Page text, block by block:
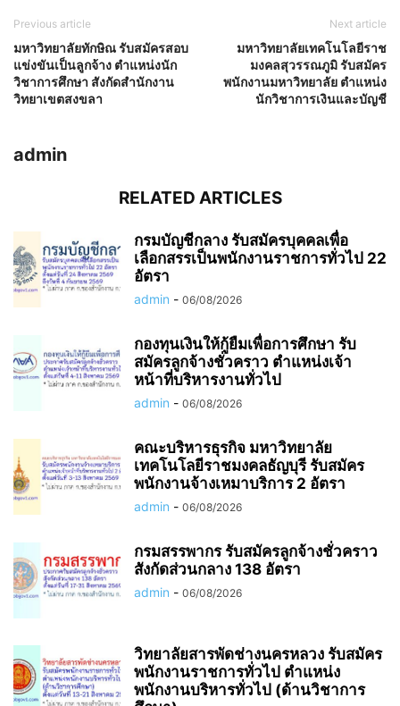
Previous article
มหาวิทยาลัยทักษิณ รับสมัครสอบ
แข่งขันเป็นลูกจ้าง ตำแหน่งนัก
วิชาการศึกษา สังกัดสำนักงาน
วิทยาเขตสงขลา
Next article
มหาวิทยาลัยเทคโนโลยีราช
มงคลสุวรรณภูมิ รับสมัคร
พนักงานมหาวิทยาลัย ตำแหน่ง
นักวิชาการเงินและบัญชี
admin
RELATED ARTICLES
กรมบัญชีกลาง รับสมัครบุคคลเพื่อ
เลือกสรรเป็นพนักงานราชการทั่วไป 22
อัตรา
admin - 06/08/2026
กองทุนเงินให้กู้ยืมเพื่อการศึกษา รับ
สมัครลูกจ้างชั่วคราว ตำแหน่งเจ้า
หน้าที่บริหารงานทั่วไป
admin - 06/08/2026
คณะบริหารธุรกิจ มหาวิทยาลัย
เทคโนโลยีราชมงคลธัญบุรี รับสมัคร
พนักงานจ้างเหมาบริการ 2 อัตรา
admin - 06/08/2026
กรมสรรพากร รับสมัครลูกจ้างชั่วคราว
สังกัดส่วนกลาง 138 อัตรา
admin - 06/08/2026
วิทยาลัยสารพัดช่างนครหลวง รับสมัคร
พนักงานราชการทั่วไป ตำแหน่ง
พนักงานบริหารทั่วไป (ด้านวิชาการ